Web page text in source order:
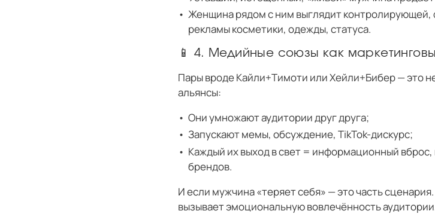
Женщина рядом с ним выглядит контролирующей,
рекламы косметики, одежды, статуса.
📱 4. Медийные союзы как
Пары вроде Кайли+Тимоти или Хейли+Бибер — это
альянсы:
Они умножают аудитории друг друга;
Запускают мемы, обсуждение, TikTok-дискурс;
Каждый их выход в свет = информационный
брендов.
И если мужчина «теряет себя» — это часть
вызывает эмоциональную вовлечённость